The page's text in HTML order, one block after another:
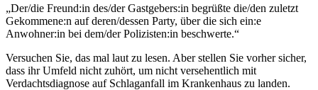
„Der/die Freund:in des/der Gastgebers:in begrüßte die/den zuletzt
Gekommene:n auf deren/dessen Party, über die sich ein:e
Anwohner:in bei dem/der Polizisten:in beschwerte.“
Versuchen Sie, das mal laut zu lesen. Aber stellen Sie vorher sicher,
dass ihr Umfeld nicht zuhört, um nicht versehentlich mit
Verdachtsdiagnose auf Schlaganfall im Krankenhaus zu landen.